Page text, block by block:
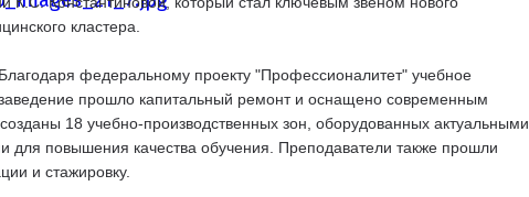
кластера.
Благодаря федеральному проекту "Профессионалитет" учебное
прошло капитальный ремонт и оснащено современным
18 учебно-производственных зон, оборудованных актуальными
для повышения качества обучения. Преподаватели также прошли
и стажировку.